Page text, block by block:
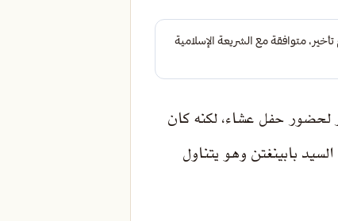
لحضور حفل عشاء، لكنه كان
بابينغتن وهو يتناول